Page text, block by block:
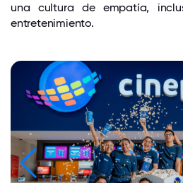
una cultura de empatía,
entretenimiento.